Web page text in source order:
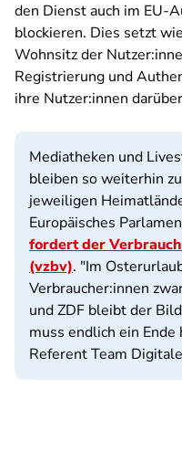
den Dienst auch im EU-
blockieren. Dies setzt
Wohnsitz der
Registrierung und
ihre Nutzer:innen
Mediatheken und
bleiben so weiterhin
jeweiligen
Europäisches
fordert der
(vzbv). "Im
Verbraucher:innen
und ZDF bleibt der
muss endlich ein
Referent Team